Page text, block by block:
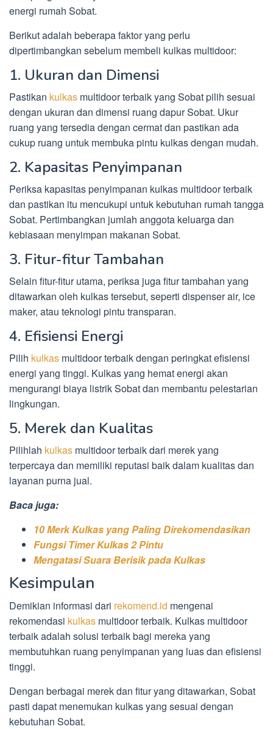
energi rumah Sobat.
Berikut adalah beberapa faktor yang perlu
dipertimbangkan sebelum membeli kulkas multidoor:
1. Ukuran dan Dimensi
Pastikan kulkas multidoor terbaik yang Sobat pilih sesuai
dengan ukuran dan dimensi ruang dapur Sobat. Ukur
ruang yang tersedia dengan cermat dan pastikan ada
cukup ruang untuk membuka pintu kulkas dengan mudah.
2. Kapasitas Penyimpanan
Periksa kapasitas penyimpanan kulkas multidoor terbaik
dan pastikan itu mencukupi untuk kebutuhan rumah tangga
Sobat. Pertimbangkan jumlah anggota keluarga dan
kebiasaan menyimpan makanan Sobat.
3. Fitur-fitur Tambahan
Selain fitur-fitur utama, periksa juga fitur tambahan yang
ditawarkan oleh kulkas tersebut, seperti dispenser air, ice
maker, atau teknologi pintu transparan.
4. Efisiensi Energi
Pilih kulkas multidoor terbaik dengan peringkat efisiensi
energi yang tinggi. Kulkas yang hemat energi akan
mengurangi biaya listrik Sobat dan membantu pelestarian
lingkungan.
5. Merek dan Kualitas
Pilihlah kulkas multidoor terbaik dari merek yang
terpercaya dan memiliki reputasi baik dalam kualitas dan
layanan purna jual.
Baca juga:
10 Merk Kulkas yang Paling Direkomendasikan
Fungsi Timer Kulkas 2 Pintu
Mengatasi Suara Berisik pada Kulkas
Kesimpulan
Demikian informasi dari rekomend.id mengenai
rekomendasi kulkas multidoor terbaik. Kulkas multidoor
terbaik adalah solusi terbaik bagi mereka yang
membutuhkan ruang penyimpanan yang luas dan efisiensi
tinggi.
Dengan berbagai merek dan fitur yang ditawarkan, Sobat
pasti dapat menemukan kulkas yang sesuai dengan
kebutuhan Sobat.